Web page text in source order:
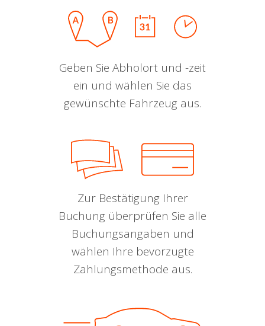
Geben Sie Abholort und -zeit
ein und wählen Sie das
gewünschte Fahrzeug aus.
Zur Bestätigung Ihrer
Buchung überprüfen Sie alle
Buchungsangaben und
wählen Ihre bevorzugte
Zahlungsmethode aus.